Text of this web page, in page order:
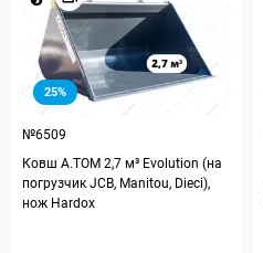
25%
№6509
Ковш A.TOM 2,7 м³ Evolution (на
погрузчик JCB, Manitou, Dieci),
нож Hardox